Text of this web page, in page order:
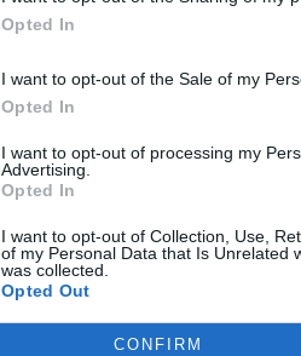
Opted In
I want to opt-out of the Sale of my
Opted In
I want to opt-out of processing my
Advertising.
Opted In
I want to opt-out of Collection, Use,
of my Personal Data that Is Unrelated
was collected.
Opted Out
CONFIRM
Σε Φόντο
(2011-12)